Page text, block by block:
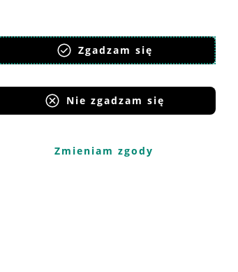
Zgadzam się
Nie zgadzam się
Zmieniam zgody